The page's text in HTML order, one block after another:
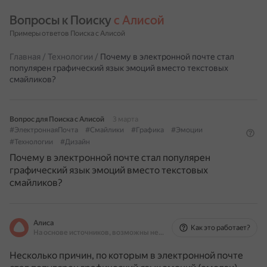
Вопросы к Поиску с Алисой
Примеры ответов Поиска с Алисой
Главная / Технологии / Почему в электронной почте стал
популярен графический язык эмоций вместо текстовых
смайликов?
Вопрос для Поиска с Алисой
3 марта
#ЭлектроннаяПочта
#Смайлики #Графика
#Эмоции
#Технологии
#Дизайн
Почему в электронной почте стал популярен
графический язык эмоций вместо текстовых
смайликов?
Алиса
На основе источников, возможны неточности
Как это работает?
Несколько причин, по которым в электронной почте